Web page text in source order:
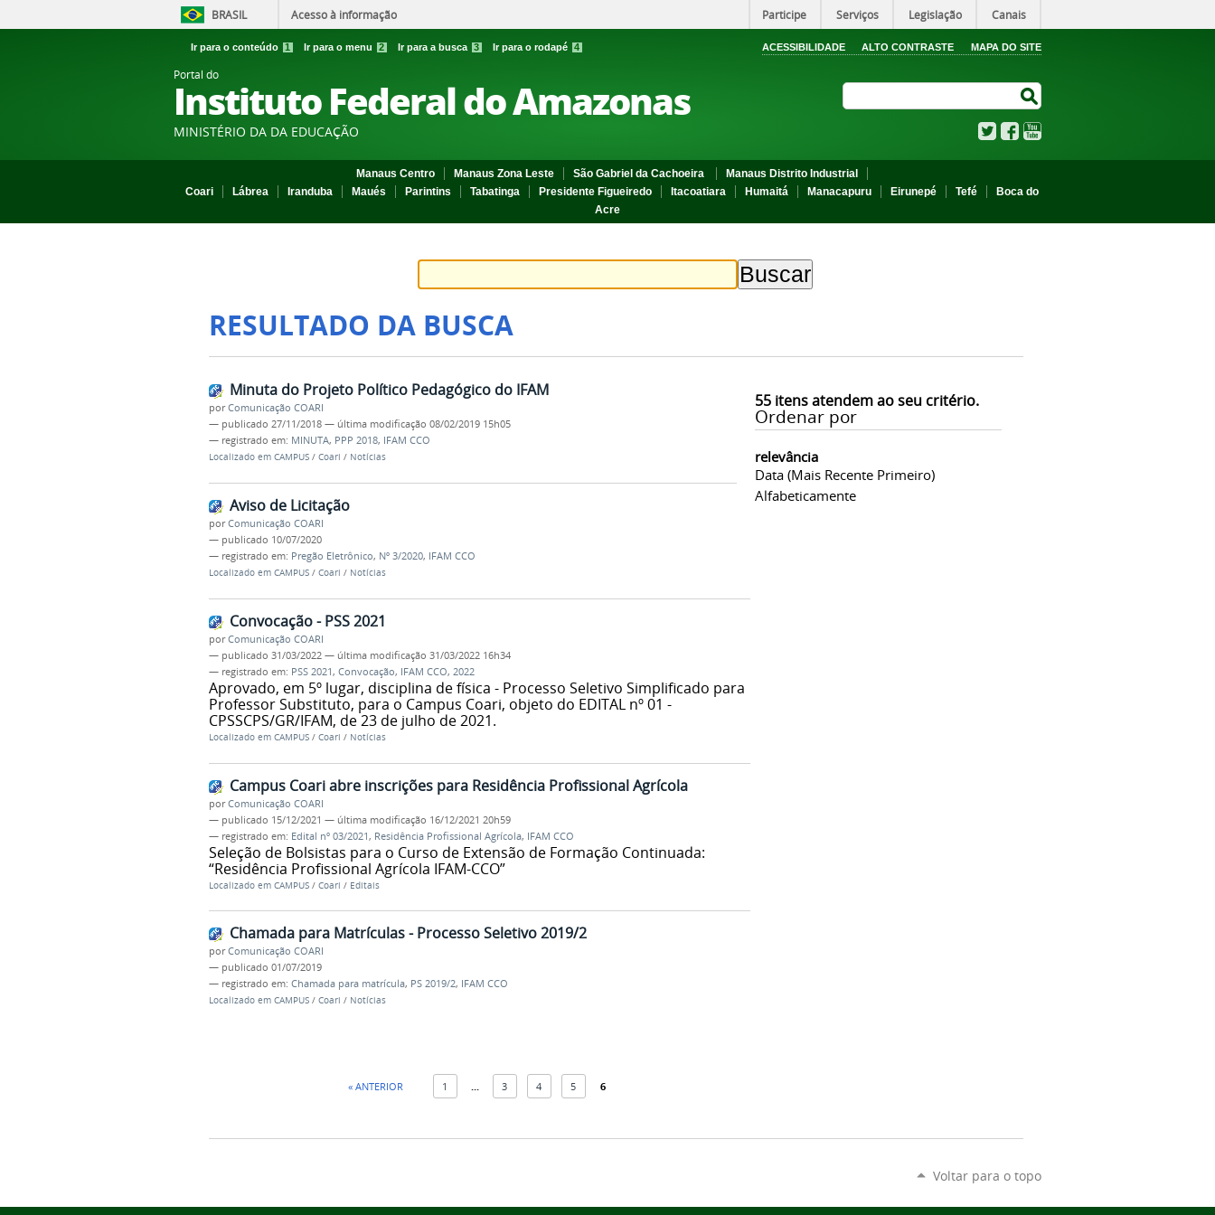
BRASIL Acesso à informação Participe Serviços Legislação Canais
Ir para o conteúdo 1 Ir para o menu 2 Ir para a busca 3 Ir para o rodapé 4 ACESSIBILIDADE ALTO CONTRASTE MAPA DO SITE
Portal do
Instituto Federal do Amazonas
MINISTÉRIO DA DA EDUCAÇÃO TwitterFacebook
Manaus Centro Manaus Zona Leste São Gabriel da Cachoeira
Manaus Distrito Industrial
Coari
Lábrea Iranduba Maués Parintins Tabatinga Presidente Figueiredo Itacoatiara Humaitá Manacapuru Eirunepé Tefé
Boca do
Acre
RESULTADO DA BUSCA
55itens atendem ao seu critério.
Ordenar por
relevância
Data (mais Recente Primeiro)
Alfabeticamente
Minuta do Projeto Político Pedagógico do IFAM
porComunicação COARI
— publicado 27/11/2018 — última modificação 08/02/2019 15h05
— registrado em: MINUTA, PPP 2018, IFAM CCO
Localizado em CAMPUS / Coari / Notícias
Aviso de Licitação
porComunicação COARI
— publicado 10/07/2020
— registrado em: Pregão Eletrônico, Nº 3/2020, IFAM CCO
Localizado em CAMPUS / Coari / Notícias
Convocação - PSS 2021
porComunicação COARI
— publicado 31/03/2022 — última modificação 31/03/2022 16h34
— registrado em: PSS 2021, Convocação, IFAM CCO, 2022
Aprovado, em 5º lugar, disciplina de física - Processo Seletivo Simplificado para
Professor Substituto, para o Campus Coari, objeto do EDITAL nº 01 -
CPSSCPS/GR/IFAM, de 23 de julho de 2021.
Localizado em CAMPUS / Coari / Notícias
Campus Coari abre inscrições para Residência Profissional Agrícola
porComunicação COARI
— publicado 15/12/2021 — última modificação 16/12/2021 20h59
— registrado em: Edital nº 03/2021, Residência Profissional Agrícola, IFAM CCO
Seleção de Bolsistas para o Curso de Extensão de Formação Continuada:
“Residência Profissional Agrícola IFAM-CCO”
Localizado em CAMPUS / Coari / Editais
Chamada para Matrículas - Processo Seletivo 2019/2
porComunicação COARI
— publicado 01/07/2019
— registrado em: Chamada para matrícula, PS 2019/2, IFAM CCO
Localizado em CAMPUS / Coari / Notícias
« ANTERIOR 1 ... 3 4 5 6
Voltar para o topo